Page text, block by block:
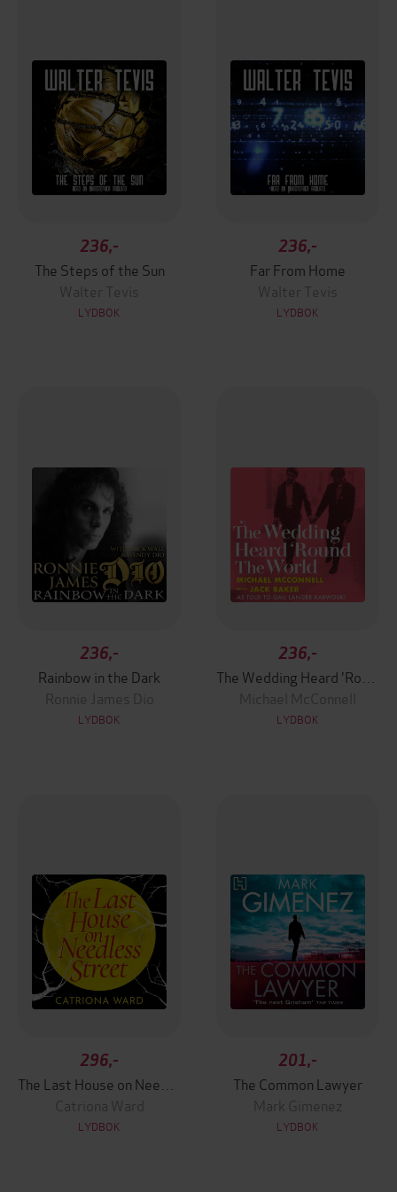
236,-
The Steps of the Sun
Walter Tevis
LYDBOK
236,-
Far From Home
Walter Tevis
LYDBOK
236,-
Rainbow in the Dark
Ronnie James Dio
LYDBOK
236,-
Michael McConnell
LYDBOK
296,-
Catriona Ward
LYDBOK
201,-
The Common Lawyer
Mark Gimenez
LYDBOK